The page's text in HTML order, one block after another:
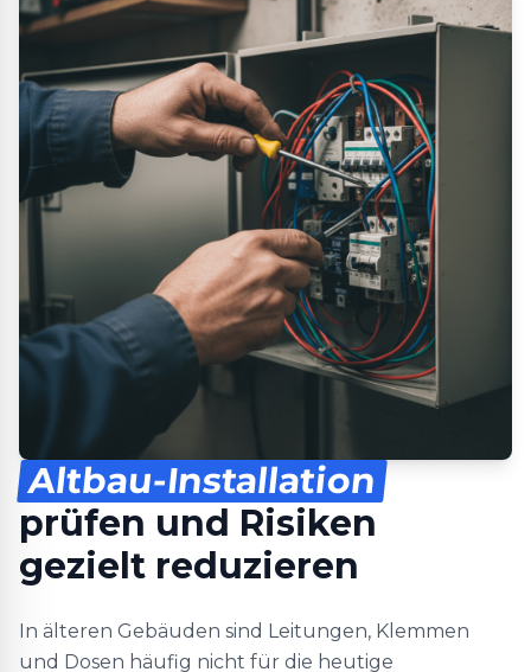
Altbau-Installation
prüfen und Risiken
gezielt reduzieren
In älteren Gebäuden sind Leitungen, Klemmen
und Dosen häufig nicht für die heutige